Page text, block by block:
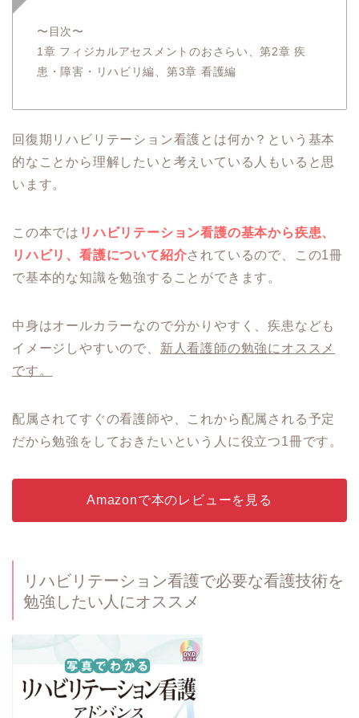
〜目次〜
1章 フィジカルアセスメントのおさらい、第2章 疾
患・障害・リハビリ編、第3章 看護編
回復期リハビリテーション看護とは何か？という基本
的なことから理解したいと考えいている人もいると思
います。
この本では リハビリテーション看護の基本から疾患、
リハビリ、看護について紹介されているので、この1冊
で基本的な知識を勉強することができます。
中身はオールカラーなので分かりやすく、疾患なども
イメージしやすいので、 新人看護師の勉強にオススメ
です。
配属されてすぐの看護師や、これから配属される予定
だから勉強をしておきたいという人に役立つ1冊です。
Amazonで本のレビューを見る
リハビリテーション看護で必要な看護技術を
勉強したい人にオススメ